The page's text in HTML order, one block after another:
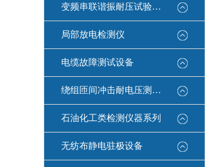
变频串联谐振耐压试验装置
局部放电检测仪
电缆故障测试设备
绕组匝间冲击耐电压测试仪
石油化工类检测仪器系列
无纺布静电驻极设备